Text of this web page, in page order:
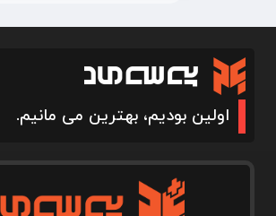
اولین بودیم، بهترین می مانیم.